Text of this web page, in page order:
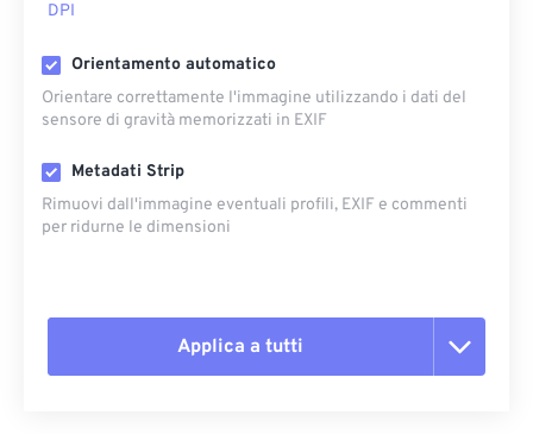
DPI
Orientamento automatico
Orientare correttamente l'immagine utilizzando i dati del
sensore di gravità memorizzati in EXIF
Metadati Strip
Rimuovi dall'immagine eventuali profili, EXIF ​​e commenti
per ridurne le dimensioni
Applica a tutti